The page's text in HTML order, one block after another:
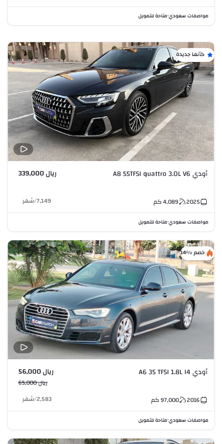
مواصفات سعودي•متاحة للتمويل
كأنها جديدة
أودي A8 55TFSI quattro 3.0L V6 ريال 339,000
2025
4,089كم 7,149
/شهر
مواصفات سعودي•متاحة للتمويل
خصم %14
أودي A6 35 TFSI 1.8L I4 ريال 56,000
ريال 65,000
2016
97,000كم 2,583
/شهر
مواصفات سعودي•متاحة للتمويل